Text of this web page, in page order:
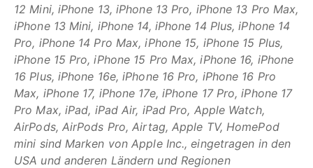
12 Mini, iPhone 13, iPhone 13 Pro, iPhone 13 Pro Max,
iPhone 13 Mini, iPhone 14, iPhone 14 Plus, iPhone 14
Pro, iPhone 14 Pro Max,iPhone 15, iPhone 15 Plus,
iPhone 15 Pro, iPhone 15 Pro Max, iPhone 16, iPhone
16 Plus, iPhone 16e, iPhone 16 Pro, iPhone 16 Pro
Max, iPhone 17, iPhone 17e, iPhone 17 Pro, iPhone 17
Pro Max, iPad, iPad Air, iPad Pro, Apple Watch,
AirPods, AirPods Pro, Airtag, Apple TV, HomePod
mini sind Marken von Apple Inc., eingetragen in den
USA und anderen Ländern und Regionen